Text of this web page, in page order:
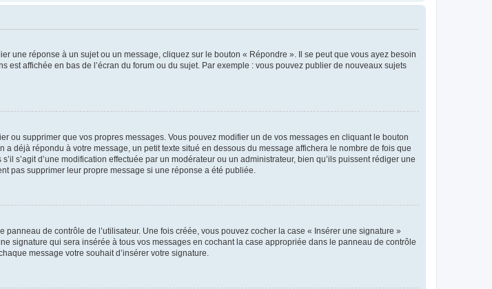
une réponse à un sujet ou un message, cliquez sur le bouton « Répondre ». Il se peut que vous ayez besoin
affichée en bas de l’écran du forum ou du sujet. Par exemple : vous pouvez publier de nouveaux sujets
ou supprimer que vos propres messages. Vous pouvez modifier un de vos messages en cliquant le bouton
déjà répondu à votre message, un petit texte situé en dessous du message affichera le nombre de fois que
s’agit d’une modification effectuée par un modérateur ou un administrateur, bien qu’ils puissent rédiger une
pas supprimer leur propre message si une réponse a été publiée.
de contrôle de l’utilisateur. Une fois créée, vous pouvez cocher la case « Insérer une signature »
signature qui sera insérée à tous vos messages en cochant la case appropriée dans le panneau de contrôle
message votre souhait d’insérer votre signature.